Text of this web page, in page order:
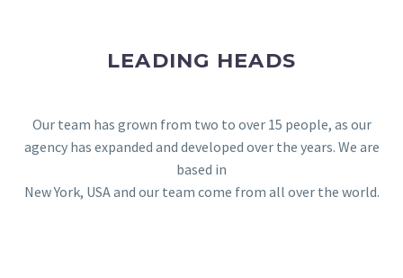
LEADING HEADS
Our team has grown from two to over 15 people, as our
agency has expanded and developed over the years. We are
based in
New York, USA and our team come from all over the world.